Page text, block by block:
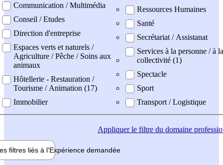
Communication / Multimédia
Conseil / Etudes
Direction d'entreprise
Espaces verts et naturels /
Agriculture / Pêche / Soins aux
animaux
Hôtellerie - Restauration /
Tourisme / Animation (17)
Immobilier
Ressources Humaines
Santé
Secrétariat / Assistanat
Services à la personne / à la
collectivité (1)
Spectacle
Sport
Transport / Logistique
Appliquerle filtre du domaine
filtres liés à l'Expérience demandée